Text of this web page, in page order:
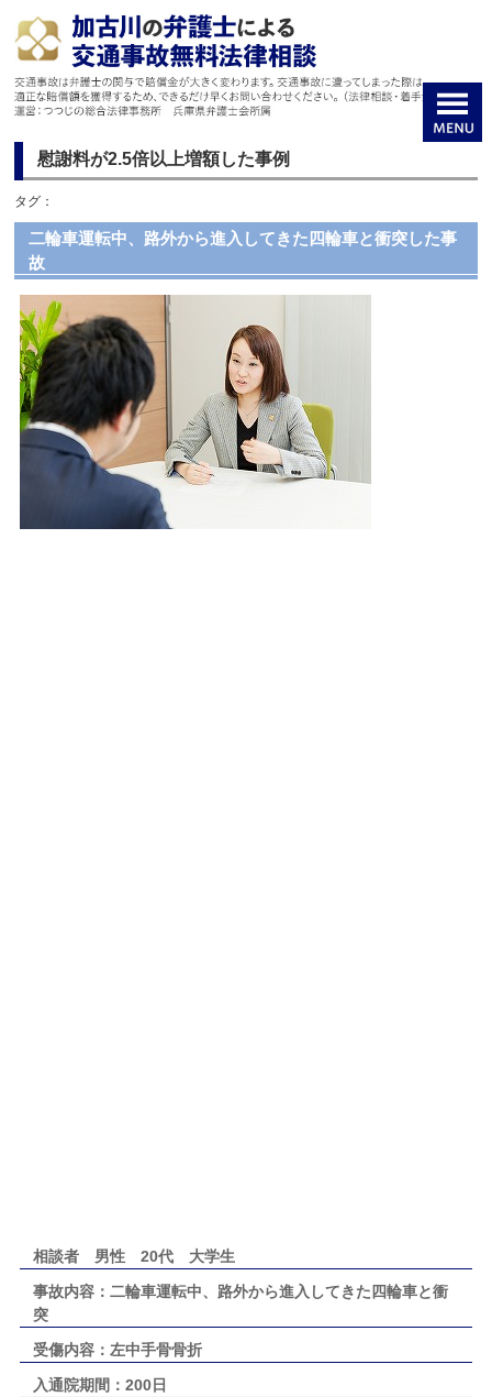
慰謝料が2.5倍以上増額した事例
タグ：
二輪車運転中、路外から進入してきた四輪車と衝突した事
故
相談者 男性 20代 大学生
事故内容：二輪車運転中、路外から進入してきた四輪車と衝
突
受傷内容：左中手骨骨折
入通院期間：200日